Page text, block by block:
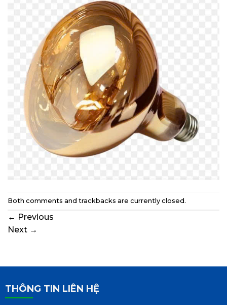
Both comments and trackbacks are currently closed.
← Previous
Next →
THÔNG TIN LIÊN HỆ